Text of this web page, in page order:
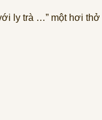
ly trà …” một hơi thở